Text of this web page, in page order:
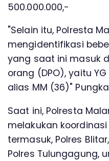
500.000.000,-
"Selain itu, Polresta
mengidentifikasi
yang saat ini masuk
orang (DPO), yaitu
alias MM (36)"
Saat ini, Polresta
melakukan
termasuk, Polres
Polres Tulungagung,